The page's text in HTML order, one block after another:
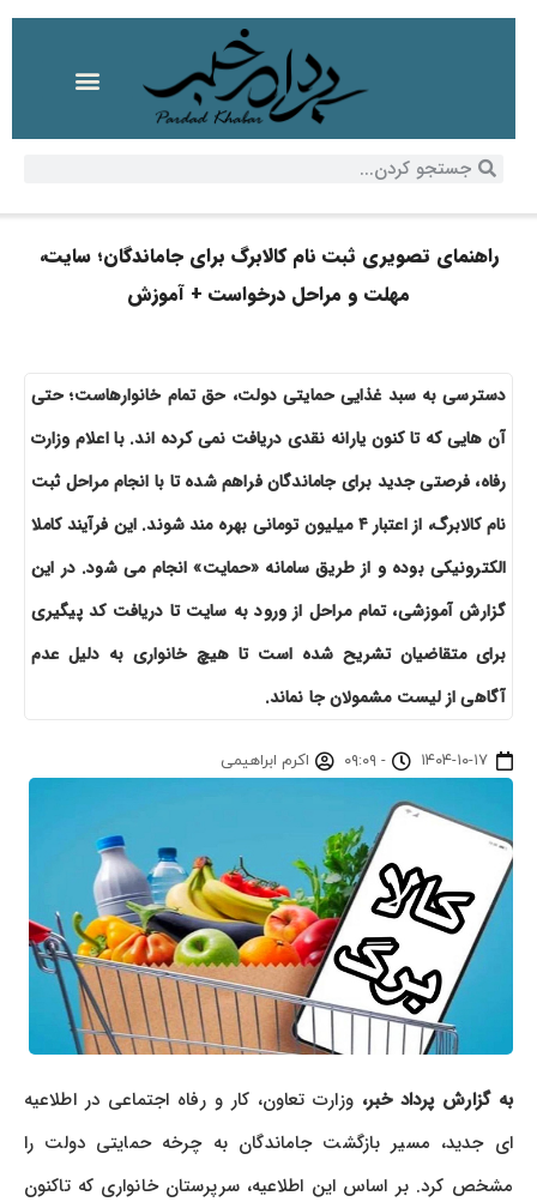
راهنمای تصویری ثبت نام کالابرگ برای جاماندگان؛ سایت،
مهلت و مراحل درخواست + آموزش
دسترسی به سبد غذایی حمایتی دولت، حق تمام خانوارهاست؛ حتی
آن هایی که تا کنون یارانه نقدی دریافت نمی کرده اند. با اعلام وزارت
رفاه، فرصتی جدید برای جاماندگان فراهم شده تا با انجام مراحل ثبت
نام کالابرگ، از اعتبار ۴ میلیون تومانی بهره مند شوند. این فرآیند کاملا
الکترونیکی بوده و از طریق سامانه «حمایت» انجام می شود. در این
گزارش آموزشی، تمام مراحل از ورود به سایت تا دریافت کد پیگیری
برای متقاضیان تشریح شده است تا هیچ خانواری به دلیل عدم
آگاهی از لیست مشمولان جا نماند.
۱۴۰۴-۱۰-۱۷ - ۰۹:۰۹ اکرم ابراهیمی
به گزارش پرداد خبر،وزارت تعاون، کار و رفاه اجتماعی در اطلاعیه
ای جدید، مسیر بازگشت جاماندگان به چرخه حمایتی دولت را
مشخص کرد. بر اساس این اطلاعیه، سرپرستان خانواری که تاکنون